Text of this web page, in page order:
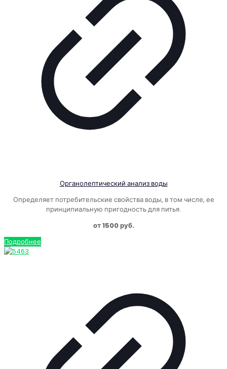
Органолептический анализ воды
Определяет потребительские свойства воды, в том числе, ее
принципиальную пригодность для питья.
от 1500 руб.
Подробнее